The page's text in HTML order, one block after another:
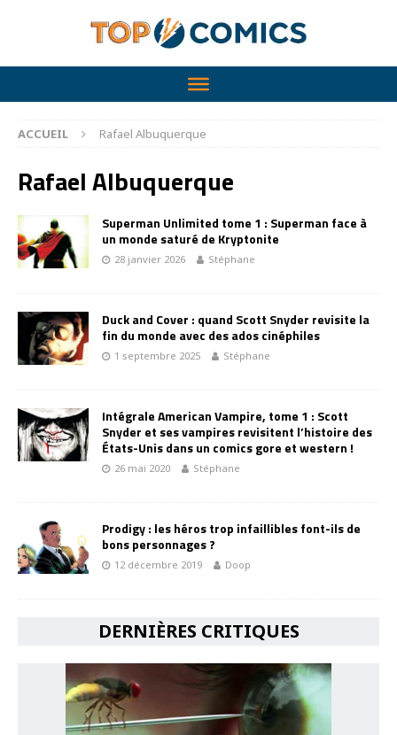
ACCUEIL Rafael Albuquerque
Rafael Albuquerque
Superman Unlimited tome 1 : Superman face à
un monde saturé de Kryptonite
28 janvier 2026 Stéphane
Duck and Cover : quand Scott Snyder revisite la
fin du monde avec des ados cinéphiles
1 septembre 2025 Stéphane
Intégrale American Vampire, tome 1 : Scott
Snyder et ses vampires revisitent l’histoire des
États-Unis dans un comics gore et western !
26 mai 2020 Stéphane
Prodigy : les héros trop infaillibles font-ils de
bons personnages ?
12 décembre 2019 Doop
DERNIÈRES CRITIQUES